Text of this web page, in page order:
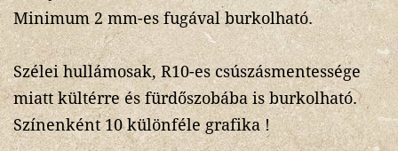
Minimum 2 mm-es fugával burkolható.
Szélei hullámosak, R10-es csúszásmentessége
miatt kültérre és fürdőszobába is burkolható.
Színenként 10 különféle grafika !